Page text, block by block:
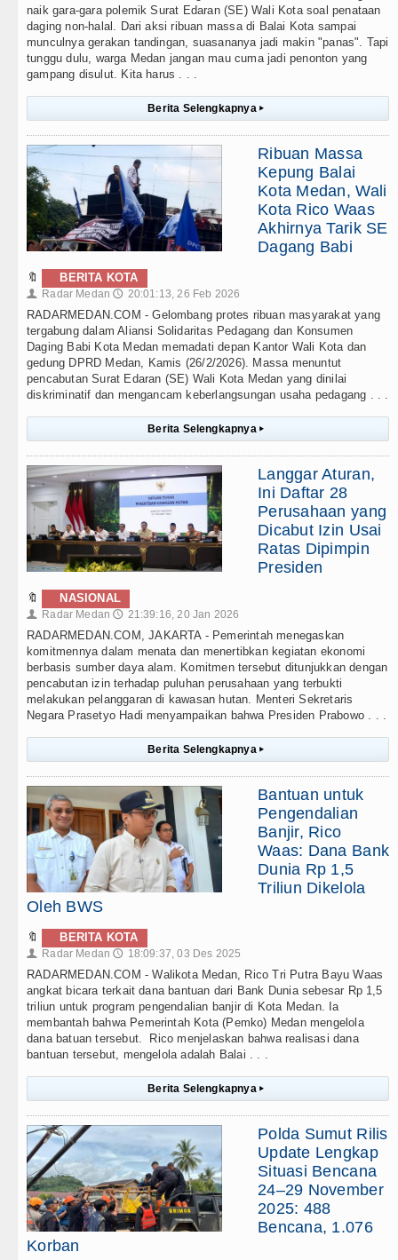
naik gara-gara polemik Surat Edaran (SE) Wali Kota soal penataan
daging non-halal. Dari aksi ribuan massa di Balai Kota sampai
munculnya gerakan tandingan, suasananya jadi makin "panas". Tapi
tunggu dulu, warga Medan jangan mau cuma jadi penonton yang
gampang disulut. Kita harus . . .
Berita Selengkapnya ▸
Ribuan Massa
Kepung Balai
Kota Medan, Wali
Kota Rico Waas
Akhirnya Tarik SE
Dagang Babi
🔖 BERITA KOTA
👤 Radar Medan 🕔 20:01:13, 26 Feb 2026
RADARMEDAN.COM - Gelombang protes ribuan masyarakat yang
tergabung dalam Aliansi Solidaritas Pedagang dan Konsumen
Daging Babi Kota Medan memadati depan Kantor Wali Kota dan
gedung DPRD Medan, Kamis (26/2/2026). Massa menuntut
pencabutan Surat Edaran (SE) Wali Kota Medan yang dinilai
diskriminatif dan mengancam keberlangsungan usaha pedagang . . .
Berita Selengkapnya ▸
Langgar Aturan,
Ini Daftar 28
Perusahaan yang
Dicabut Izin Usai
Ratas Dipimpin
Presiden
🔖 NASIONAL
👤 Radar Medan 🕔 21:39:16, 20 Jan 2026
RADARMEDAN.COM, JAKARTA - Pemerintah menegaskan
komitmennya dalam menata dan menertibkan kegiatan ekonomi
berbasis sumber daya alam. Komitmen tersebut ditunjukkan dengan
pencabutan izin terhadap puluhan perusahaan yang terbukti
melakukan pelanggaran di kawasan hutan. Menteri Sekretaris
Negara Prasetyo Hadi menyampaikan bahwa Presiden Prabowo . . .
Berita Selengkapnya ▸
Bantuan untuk
Pengendalian
Banjir, Rico
Waas: Dana Bank
Dunia Rp 1,5
Triliun Dikelola
Oleh BWS
🔖 BERITA KOTA
👤 Radar Medan 🕔 18:09:37, 03 Des 2025
RADARMEDAN.COM - Walikota Medan, Rico Tri Putra Bayu Waas
angkat bicara terkait dana bantuan dari Bank Dunia sebesar Rp 1,5
triliun untuk program pengendalian banjir di Kota Medan. Ia
membantah bahwa Pemerintah Kota (Pemko) Medan mengelola
dana batuan tersebut. Rico menjelaskan bahwa realisasi dana
bantuan tersebut, mengelola adalah Balai . . .
Berita Selengkapnya ▸
Polda Sumut Rilis
Update Lengkap
Situasi Bencana
24–29 November
2025: 488
Bencana, 1.076
Korban